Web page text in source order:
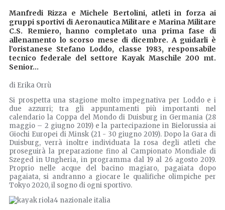
Manfredi Rizza e Michele Bertolini, atleti in forza ai
gruppi sportivi di Aeronautica Militare e Marina Militare
C.S. Remiero, hanno completato una prima fase di
allenamento lo scorso mese di dicembre. A guidarli è
l’oristanese Stefano Loddo, classe 1983, responsabile
tecnico federale del settore Kayak Maschile 200 mt.
Senior...
di Erika Orrù
Si prospetta una stagione molto impegnativa per Loddo e i
due azzurri; tra gli appuntamenti più importanti nel
calendario la Coppa del Mondo di Duisburg in Germania (28
maggio – 2 giugno 2019) e la partecipazione in Bielorussia ai
Giochi Europei di Minsk (21 - 30 giugno 2019). Dopo la Gara di
Duisburg, verrà inoltre individuata la rosa degli atleti che
proseguirà la preparazione fino al Campionato Mondiale di
Szeged in Ungheria, in programma dal 19 al 26 agosto 2019.
Proprio nelle acque del bacino magiaro, pagaiata dopo
pagaiata, si andranno a giocare le qualifiche olimpiche per
Tokyo 2020, il sogno di ogni sportivo.